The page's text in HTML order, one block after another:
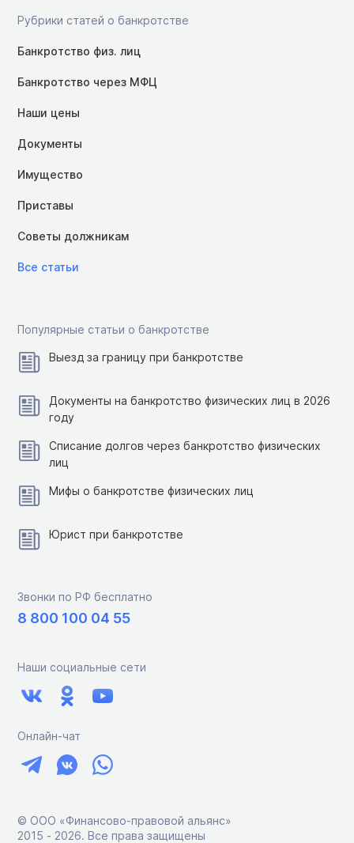
Рубрики статей о банкротстве
Банкротство физ. лиц
Банкротство через МФЦ
Наши цены
Документы
Имущество
Приставы
Советы должникам
Все статьи
Популярные статьи о банкротстве
Выезд за границу при банкротстве
Документы на банкротство физических лиц в 2026
году
Списание долгов через банкротство физических
лиц
Мифы о банкротстве физических лиц
Юрист при банкротстве
Звонки по РФ бесплатно
8 800 100 04 55
Наши социальные сети
Онлайн-чат
© ООО «Финансово-правовой альянс»
2015 ‑ 2026. Все права защищены